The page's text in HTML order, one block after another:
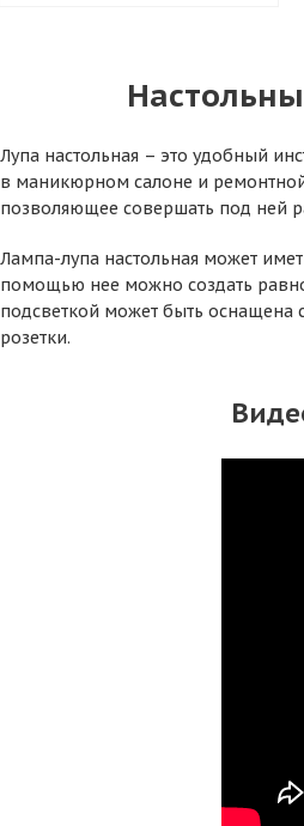
Лупа настольная – это удобный
в маникюрном салоне и
позволяющее совершать под ней
Лампа-лупа настольная может
помощью нее можно создать
подсветкой может быть оснащена
розетки.